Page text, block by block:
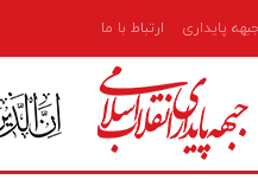
پایداری ارتباط با ما